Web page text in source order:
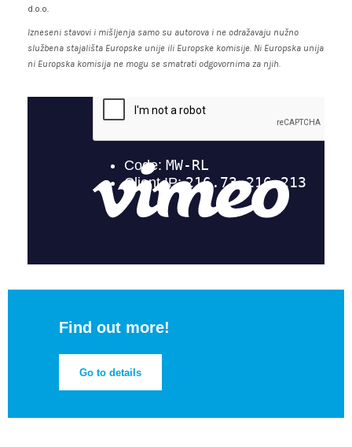
d.o.o.
Izneseni stavovi i mišljenja samo su autorova i ne odražavaju nužno
službena stajališta Europske unije ili Europske komisije. Ni Europska unija
ni Europska komisija ne mogu se smatrati odgovornima za njih.
Find out more!
Go to details